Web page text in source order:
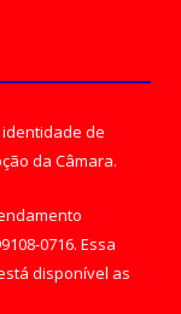
de
da Câmara.
0716. Essa
disponível as